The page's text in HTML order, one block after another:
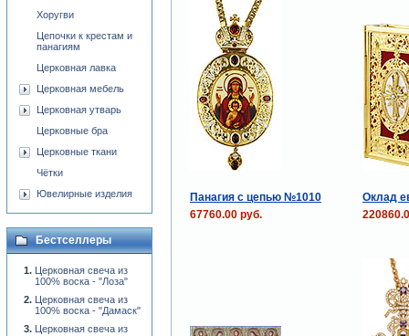
Панагия с цепью №1010
Оклад
67760.00 руб.
Хоругви
Цепочки к крестам и
панагиям
Церковная лавка
Церковная мебель
Церковная утварь
Церковные бра
Церковные ткани
Чётки
Ювелирные изделия
Бестселлеры
Церковная свеча из
100% воска - "Лоза"
Церковная свеча из
100% воска - "Дамаск"
Церковная свеча из